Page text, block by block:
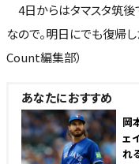
4日からはタマスタ筑後
なので。明日にでも復帰
Count編集部）
あなたにおすすめ
岡
ェ
れ